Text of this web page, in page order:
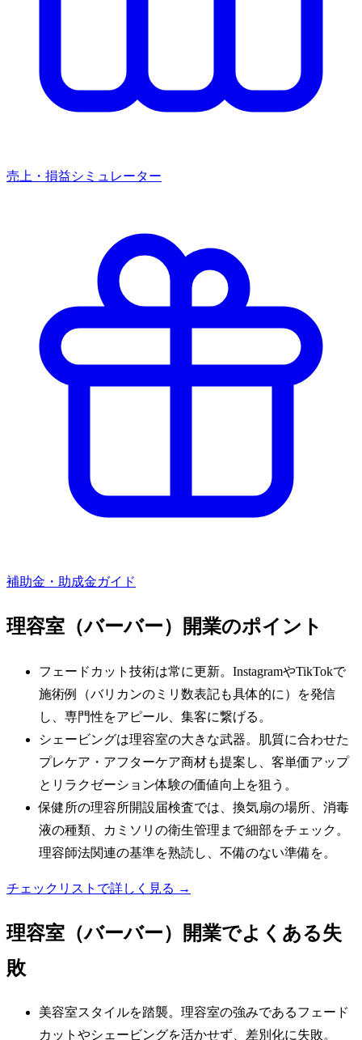
売上・損益シミュレーター
補助金・助成金ガイド
理容室（バーバー） 開業のポイント
フェードカット技術は常に更新。InstagramやTikTokで
施術例（バリカンのミリ数表記も具体的に）を発信
し、専門性をアピール、集客に繋げる。
シェービングは理容室の大きな武器。肌質に合わせた
プレケア・アフターケア商材も提案し、客単価アップ
とリラクゼーション体験の価値向上を狙う。
保健所の理容所開設届検査では、換気扇の場所、消毒
液の種類、カミソリの衛生管理まで細部をチェック。
理容師法関連の基準を熟読し、不備のない準備を。
チェックリストで詳しく見る →
理容室（バーバー）
開業でよくある失
敗
美容室スタイルを踏襲。理容室の強みであるフェード
カットやシェービングを活かせず、差別化に失敗。